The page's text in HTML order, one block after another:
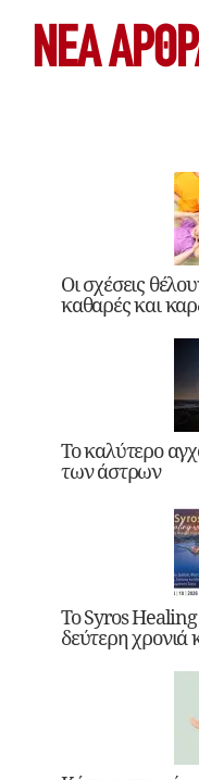
ΝΕΑ
Οι σχέσεις
καθαρές και
Το καλύτερο
των άστρων
Το Syros
δεύτερη χρονιά